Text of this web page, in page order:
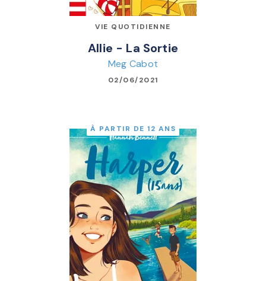
VIE QUOTIDIENNE
Allie - La Sortie
Meg Cabot
02/06/2021
À PARTIR DE 12 ANS